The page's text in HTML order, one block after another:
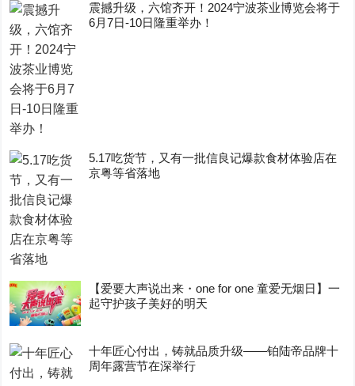
震撼升级，六馆齐开！2024宁波茶业博览会将于
6月7日-10日隆重举办！
5.17吃货节，又有一批信良记爆款食材体验店在
京粤等省落地
【爱要大声说出来・one for one 童爱无烟日】一
起守护孩子美好的明天
十年匠心付出，铸就品质升级——铂陆帝品牌十
周年露营节在深举行